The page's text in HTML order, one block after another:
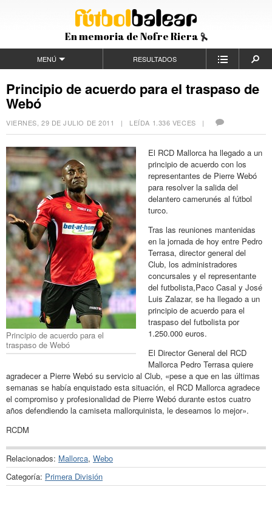
En memoria de Nofre Riera
MENÚ RESULTADOS
Principio de acuerdo para el traspaso de
Webó
VIERNES, 29 DE JULIO DE 2011 | LEÍDA 1.336 VECES |
Principio de acuerdo para el
traspaso de Webó
El RCD Mallorca ha llegado a un
principio de acuerdo con los
representantes de Pierre Webó
para resolver la salida del
delantero camerunés al fútbol
turco.
Tras las reuniones mantenidas
en la jornada de hoy entre Pedro
Terrasa, director general del
Club, los administradores
concursales y el representante
del futbolista,Paco Casal y José
Luis Zalazar, se ha llegado a un
principio de acuerdo para el
traspaso del futbolista por
1.250.000 euros.
El Director General del RCD
Mallorca Pedro Terrasa quiere
agradecer a Pierre Webó su servicio al Club, «pese a que en las últimas
semanas se había enquistado esta situación, el RCD Mallorca agradece
el compromiso y profesionalidad de Pierre Webó durante estos cuatro
años defendiendo la camiseta mallorquinista, le deseamos lo mejor».
RCDM
Relacionados: Mallorca, Webo
Categoría: Primera División